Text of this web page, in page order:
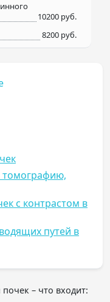
10200 руб.
8200 руб.
с контрастом в
путей в
– что входит: